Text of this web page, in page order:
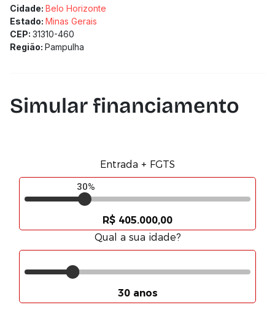
Cidade: Belo Horizonte
Estado: Minas Gerais
CEP: 31310-460
Região: Pampulha
Simular financiamento